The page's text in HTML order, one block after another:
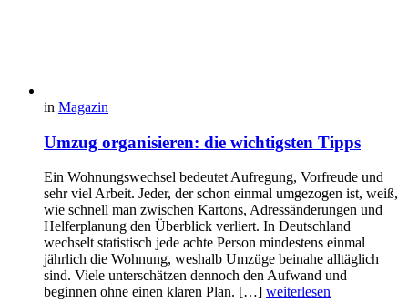
in Magazin
Umzug organisieren: die wichtigsten Tipps
Ein Wohnungswechsel bedeutet Aufregung, Vorfreude und
sehr viel Arbeit. Jeder, der schon einmal umgezogen ist, weiß,
wie schnell man zwischen Kartons, Adressänderungen und
Helferplanung den Überblick verliert. In Deutschland
wechselt statistisch jede achte Person mindestens einmal
jährlich die Wohnung, weshalb Umzüge beinahe alltäglich
sind. Viele unterschätzen dennoch den Aufwand und
beginnen ohne einen klaren Plan. […] weiterlesen